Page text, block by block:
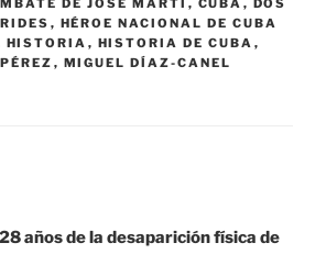
DE JOSÉ MARTÍ , CUBA , DOS
, HÉROE NACIONAL DE CUBA
HISTORIA , HISTORIA DE CUBA ,
, MIGUEL DÍAZ-CANEL
años de la desaparición física de